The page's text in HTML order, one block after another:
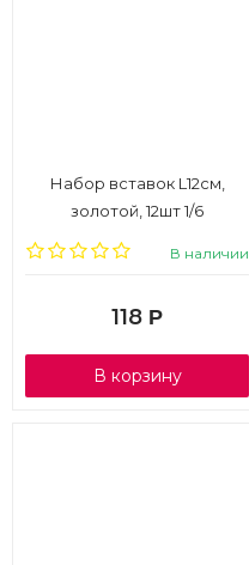
Набор вставок L12см,
золотой, 12шт 1/6
В наличии
118 Р
В корзину